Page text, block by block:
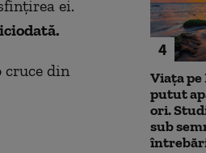
ei.
cruce din
4
Viața
putut
ori.
sub